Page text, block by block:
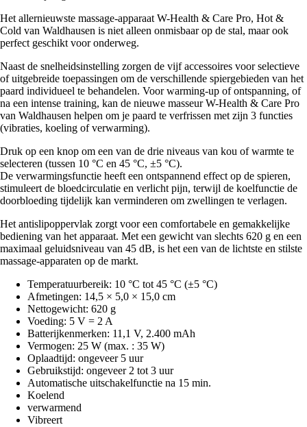
Het allernieuwste massage-apparaat W-Health & Care Pro, Hot &
Cold van Waldhausen is niet alleen onmisbaar op de stal, maar ook
perfect geschikt voor onderweg.
Naast de snelheidsinstelling zorgen de vijf accessoires voor selectieve
of uitgebreide toepassingen om de verschillende spiergebieden van het
paard individueel te behandelen. Voor warming-up of ontspanning, of
na een intense training, kan de nieuwe masseur W-Health & Care Pro
van Waldhausen helpen om je paard te verfrissen met zijn 3 functies
(vibraties, koeling of verwarming).
Druk op een knop om een van de drie niveaus van kou of warmte te
selecteren (tussen 10 °C en 45 °C, ±5 °C).
De verwarmingsfunctie heeft een ontspannend effect op de spieren,
stimuleert de bloedcirculatie en verlicht pijn, terwijl de koelfunctie de
doorbloeding tijdelijk kan verminderen om zwellingen te verlagen.
Het antislipoppervlak zorgt voor een comfortabele en gemakkelijke
bediening van het apparaat. Met een gewicht van slechts 620 g en een
maximaal geluidsniveau van 45 dB, is het een van de lichtste en stilste
massage-apparaten op de markt.
Temperatuurbereik: 10 °C tot 45 °C (±5 °C)
Afmetingen: 14,5 × 5,0 × 15,0 cm
Nettogewicht: 620 g
Voeding: 5 V = 2 A
Batterijkenmerken: 11,1 V, 2.400 mAh
Vermogen: 25 W (max. : 35 W)
Oplaadtijd: ongeveer 5 uur
Gebruikstijd: ongeveer 2 tot 3 uur
Automatische uitschakelfunctie na 15 min.
Koelend
verwarmend
Vibreert